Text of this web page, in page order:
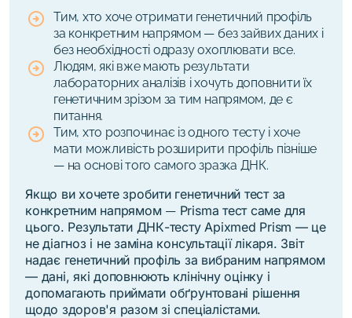
Тим, хто хоче отримати генетичний профіль
за конкретним напрямом — без зайвих даних і
без необхідності одразу охоплювати все.
Людям, які вже мають результати
лабораторних аналізів і хочуть доповнити їх
генетичним зрізом за тим напрямом, де є
питання.
Тим, хто розпочинає із одного тесту і хоче
мати можливість розширити профіль пізніше
— на основі того самого зразка ДНК.
Якщо ви хочете зробити генетичний тест за
конкретним напрямом —Prisma тест саме для
цього. Результати ДНК-тесту Apixmed Prism — це
не діагноз і не заміна консультації лікаря. Звіт
надає генетичний профіль за вибраним напрямом
— дані, які доповнюють клінічну оцінку і
допомагають приймати обґрунтовані рішення
щодо здоров'я разом зі спеціалістами.